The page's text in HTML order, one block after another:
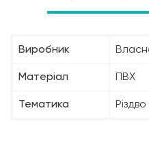
Виробник
Матеріал ПВХ
Тематика